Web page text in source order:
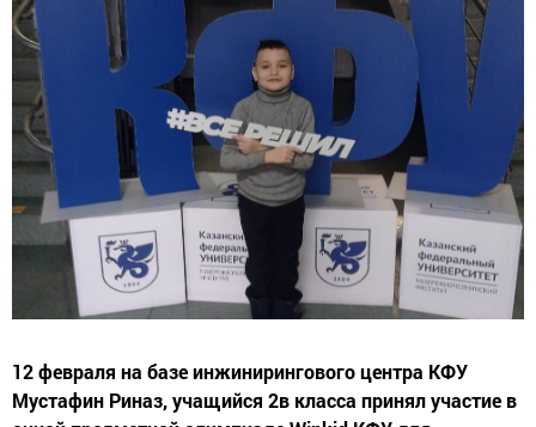
12 февраля на базе инжинирингового центра КФУ
Мустафин Риназ, учащийся 2в класса принял участие в